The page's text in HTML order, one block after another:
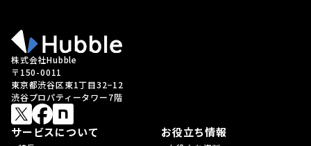
株式会社Hubble
〒150-0011
東京都渋谷区東1丁目32−12
渋谷プロパティータワー7階
サービスについて お役立ち情報